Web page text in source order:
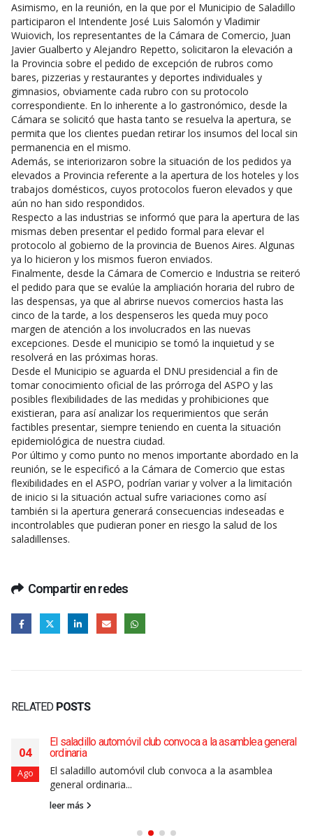
Asimismo, en la reunión, en la que por el Municipio de Saladillo
participaron el Intendente José Luis Salomón y Vladimir
Wuiovich, los representantes de la Cámara de Comercio, Juan
Javier Gualberto y Alejandro Repetto, solicitaron la elevación a
la Provincia sobre el pedido de excepción de rubros como
bares, pizzerias y restaurantes y deportes individuales y
gimnasios, obviamente cada rubro con su protocolo
correspondiente. En lo inherente a lo gastronómico, desde la
Cámara se solicitó que hasta tanto se resuelva la apertura, se
permita que los clientes puedan retirar los insumos del local sin
permanencia en el mismo.
Además, se interiorizaron sobre la situación de los pedidos ya
elevados a Provincia referente a la apertura de los hoteles y los
trabajos domésticos, cuyos protocolos fueron elevados y que
aún no han sido respondidos.
Respecto a las industrias se informó que para la apertura de las
mismas deben presentar el pedido formal para elevar el
protocolo al gobierno de la provincia de Buenos Aires. Algunas
ya lo hicieron y los mismos fueron enviados.
Finalmente, desde la Cámara de Comercio e Industria se reiteró
el pedido para que se evalúe la ampliación horaria del rubro de
las despensas, ya que al abrirse nuevos comercios hasta las
cinco de la tarde, a los despenseros les queda muy poco
margen de atención a los involucrados en las nuevas
excepciones. Desde el municipio se tomó la inquietud y se
resolverá en las próximas horas.
Desde el Municipio se aguarda el DNU presidencial a fin de
tomar conocimiento oficial de las prórroga del ASPO y las
posibles flexibilidades de las medidas y prohibiciones que
existieran, para así analizar los requerimientos que serán
factibles presentar, siempre teniendo en cuenta la situación
epidemiológica de nuestra ciudad.
Por último y como punto no menos importante abordado en la
reunión, se le especificó a la Cámara de Comercio que estas
flexibilidades en el ASPO, podrían variar y volver a la limitación
de inicio si la situación actual sufre variaciones como así
también si la apertura generará consecuencias indeseadas e
incontrolables que pudieran poner en riesgo la salud de los
saladillenses.
Compartir en redes
RELATED POSTS
04
Ago
El saladillo automóvil club convoca a la asamblea general
ordinaria
El saladillo automóvil club convoca a la asamblea
general ordinaria...
leer más